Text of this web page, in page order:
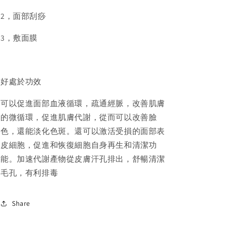
2 ，面部刮痧
3 ，敷面膜
好處於功效
可以促進面部血液循環，疏通經脈，改善肌膚
的微循環，促進肌膚代謝，從而可以改善臉
色，還能淡化色斑。還可以激活受損的面部表
皮細胞，促進和恢復細胞自身再生和清潔功
能。加速代謝產物從皮膚汗孔排出，舒暢清潔
毛孔，有利排毒
Share